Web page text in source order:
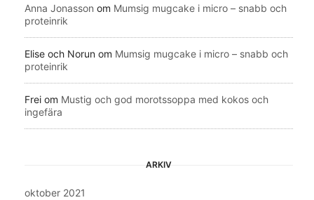
Anna Jonasson om Mumsig mugcake i micro – snabb och
proteinrik
Elise och Norun om Mumsig mugcake i micro – snabb och
proteinrik
Frei om Mustig och god morotssoppa med kokos och
ingefära
ARKIV
oktober 2021